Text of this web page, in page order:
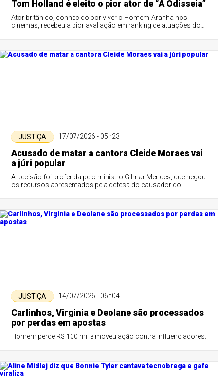
Tom Holland é eleito o pior ator de “A Odisseia”
Ator britânico, conhecido por viver o Homem-Aranha nos
cinemas, recebeu a pior avaliação em ranking de atuações do
JUSTIÇA 17/07/2026 - 05h23
Acusado de matar a cantora Cleide Moraes vai
a júri popular
A decisão foi proferida pelo ministro Gilmar Mendes, que negou
os recursos apresentados pela defesa do causador do
JUSTIÇA 14/07/2026 - 06h04
Carlinhos, Virginia e Deolane são processados
por perdas em apostas
Homem perde R$ 100 mil e moveu ação contra influenciadores.